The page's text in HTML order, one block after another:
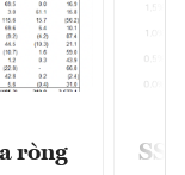
ròng
SSI